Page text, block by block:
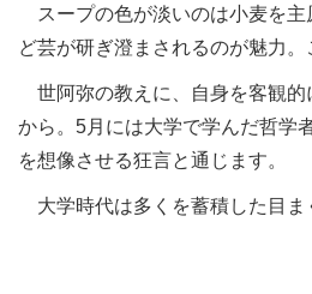
スープの色が淡いのは小麦を主
ど芸が研ぎ澄まされるのが魅力
世阿弥の教えに、自身を客観的
から。5月には大学で学んだ哲学
を想像させる狂言と通じます。
大学時代は多くを蓄積した目ま